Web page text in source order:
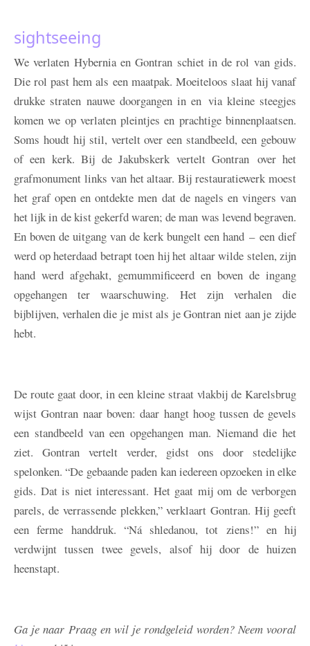
sightseeing
We verlaten Hybernia en Gontran schiet in de rol van gids.
Die rol past hem als een maatpak. Moeiteloos slaat hij vanaf
drukke straten nauwe doorgangen in en via kleine steegjes
komen we op verlaten pleintjes en prachtige binnenplaatsen.
Soms houdt hij stil, vertelt over een standbeeld, een gebouw
of een kerk. Bij de Jakubskerk vertelt Gontran over het
grafmonument links van het altaar. Bij restauratiewerk moest
het graf open en ontdekte men dat de nagels en vingers van
het lijk in de kist gekerfd waren; de man was levend begraven.
En boven de uitgang van de kerk bungelt een hand – een dief
werd op heterdaad betrapt toen hij het altaar wilde stelen, zijn
hand werd afgehakt, gemummificeerd en boven de ingang
opgehangen ter waarschuwing. Het zijn verhalen die
bijblijven, verhalen die je mist als je Gontran niet aan je zijde
hebt.
De route gaat door, in een kleine straat vlakbij de Karelsbrug
wijst Gontran naar boven: daar hangt hoog tussen de gevels
een standbeeld van een opgehangen man. Niemand die het
ziet. Gontran vertelt verder, gidst ons door stedelijke
spelonken. “De gebaande paden kan iedereen opzoeken in elke
gids. Dat is niet interessant. Het gaat mij om de verborgen
parels, de verrassende plekken,” verklaart Gontran. Hij geeft
een ferme handdruk. “Ná shledanou, tot ziens!” en hij
verdwijnt tussen twee gevels, alsof hij door de huizen
heenstapt.
Ga je naar Praag en wil je rondgeleid worden? Neem vooral